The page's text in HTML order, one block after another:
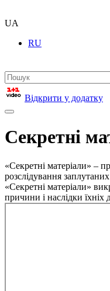
UA
RU
Відкрити у додатку
Секретні
«Секретні матеріали» –
розслідування
«Секретні матеріали»
причини і наслідки їхніх